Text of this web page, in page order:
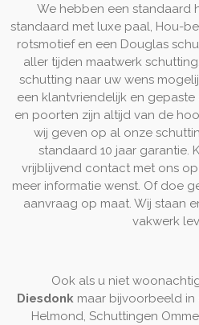
We hebben een standaard
standaard met luxe paal, Hou-
rotsmotief en een Douglas
aller tijden maatwerk
schutting naar uw wens
een klantvriendelijk en
en poorten zijn altijd van de
wij geven op al onze
standaard 10 jaar garantie.
vrijblijvend contact met ons
meer informatie wenst. Of doe
aanvraag op maat. Wij staan
vakwerk
Ook als u niet
Diesdonk maar bijvoorbeeld
Helmond, Schuttingen